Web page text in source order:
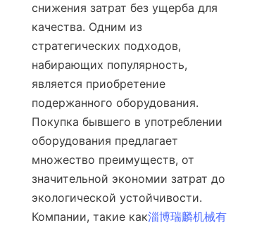
снижения затрат без ущерба для
качества. Одним из
стратегических подходов,
набирающих популярность,
является приобретение
подержанного оборудования.
Покупка бывшего в употреблении
оборудования предлагает
множество преимуществ, от
значительной экономии затрат до
экологической устойчивости.
Компании, такие как淄博瑞麟机械有